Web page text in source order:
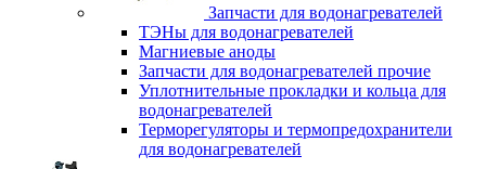
Запчасти для водонагревателей
ТЭНы для водонагревателей
Магниевые аноды
Запчасти для водонагревателей прочие
Уплотнительные прокладки и кольца для
водонагревателей
Терморегуляторы и термопредохранители
для водонагревателей